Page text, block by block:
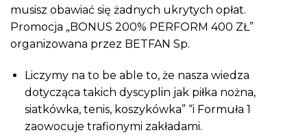
musisz obawiać się żadnych ukrytych opłat.
Promocja „BONUS 200% PERFORM 400 ZŁ”
organizowana przez BETFAN Sp.
Liczymy na to be able to, że nasza wiedza
dotycząca takich dyscyplin jak piłka nożna,
siatkówka, tenis, koszykówka” “i Formuła 1
zaowocuje trafionymi zakładami.